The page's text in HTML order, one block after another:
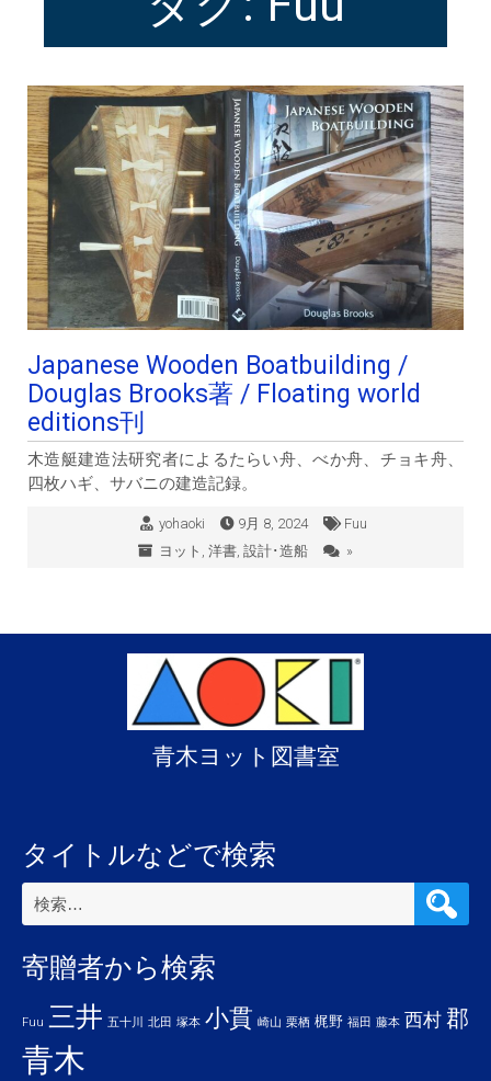
Japanese Wooden Boatbuilding /
Douglas Brooks著 / Floating world
editions刊
木造艇建造法研究者によるたらい舟、べか舟、チョキ舟、
四枚ハギ、サバニの建造記録。
yohaoki 9月 8, 2024
Fuu
ヨット , 洋書, 設計･造船 »
青木ヨット図書室
タイトルなどで検索
検
索:
寄贈者から検索
Fuu 三井 五十川 北田 塚本 小貫 崎山 栗栖 梶野 福田 藤本 西村 郡
青木